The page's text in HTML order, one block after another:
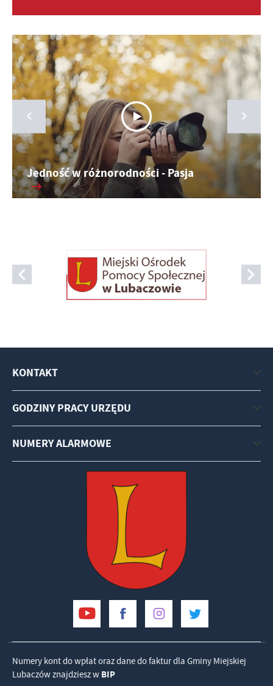
Jedność w różnorodności - Pasja
KONTAKT
GODZINY PRACY URZĘDU
NUMERY ALARMOWE
Numery kont do wpłat oraz dane do faktur dla Gminy Miejskiej
Lubaczów znajdziesz w BIP